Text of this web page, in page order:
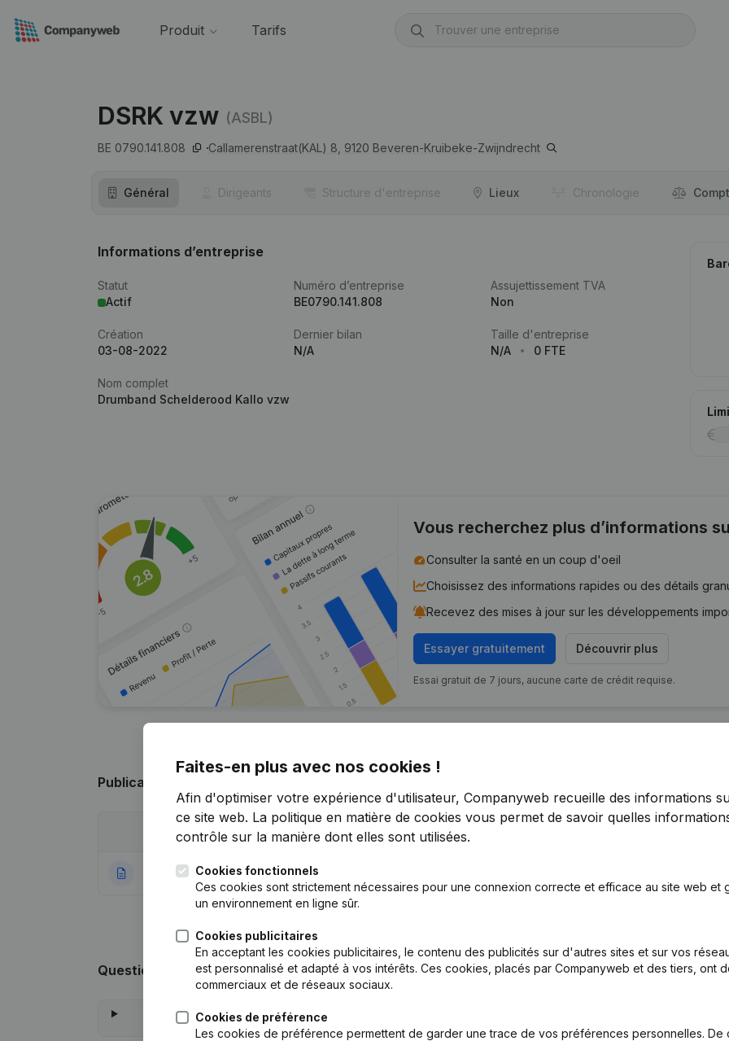
Produit Tarifs
DSRK vzw (ASBL)
BE 0790.141.808 Callamerenstraat(KAL) 8, 9120 Beveren-Kruibeke-Zwijndrecht
Général Dirigeants Structure d'entreprise Lieux Chronologie
Informations d’entreprise
Statut
Actif
Numéro d’entreprise
BE0790.141.808
Assujettissement TVA
Non
Création
03-08-2022
Dernier bilan
N/A
Taille d'entreprise
N/A
0 FTE
Nom complet
Drumband Schelderood Kallo vzw
Vous recherchez plus d’informations
Consulter la santé en un coup d'oeil
Choisissez des informations rapides ou des détails
Recevez des mises à jour sur les développements
Essayer gratuitement Découvrir plus
Essai gratuit de 7 jours, aucune carte de crédit requise.
Publications
Publication
30-08-2022 Rubrique Constitution (Nouvelle Personne Morale, Ouverture Succursale, etc...)
Questions fréquemment posées
Faites-en plus avec nos cookies !
Afin d'optimiser votre expérience d'utilisateur, Companyweb recueille des informations
ce site web. La politique en matière de cookies vous permet de savoir quelles
contrôle sur la manière dont elles sont utilisées.
Cookies fonctionnels
Ces cookies sont strictement nécessaires pour une connexion correcte et efficace au site web et
un environnement en ligne sûr.
Cookies publicitaires
En acceptant les cookies publicitaires, le contenu des publicités sur d'autres sites et sur vos
est personnalisé et adapté à vos intérêts. Ces cookies, placés par Companyweb et des tiers, ont
commerciaux et de réseaux sociaux.
Cookies de préférence
Les cookies de préférence permettent de garder une trace de vos préférences personnelles. De